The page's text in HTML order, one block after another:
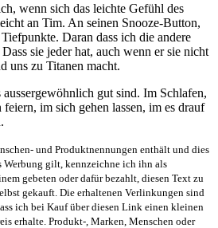
wenn sich das leichte Gefühl des
an Tim. An seinen Snooze-Button,
Daran dass ich die andere
sie jeder hat, auch wenn er sie nicht
uns zu Titanen macht.
gut sind. Im Schlafen,
im sich gehen lassen, im es drauf
und Produktnennungen enthält und dies
Werbung gilt, kennzeichne ich ihn als
gebeten oder dafür bezahlt, diesen Text zu
gekauft. Die erhaltenen Verlinkungen sind
ich bei Kauf über diesen Link einen kleinen
erhalte. Produkt-, Marken, Menschen oder